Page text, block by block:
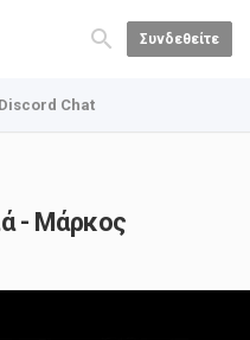
Συνδεθείτε
Discord Chat
- Mάρκος